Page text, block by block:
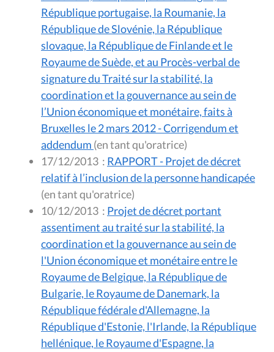
République portugaise, la Roumanie, la
République de Slovénie, la République
slovaque, la République de Finlande et le
Royaume de Suède, et au Procès-verbal de
signature du Traité sur la stabilité, la
coordination et la gouvernance au sein de
l’Union économique et monétaire, faits à
Bruxelles le 2 mars 2012 - Corrigendum et
addendum
(en tant qu'oratrice)
17/12/2013 : RAPPORT - Projet de décret
relatif à l’inclusion de la personne handicapée
(en tant qu'oratrice)
10/12/2013 : Projet de décret portant
assentiment au traité sur la stabilité, la
coordination et la gouvernance au sein de
l'Union économique et monétaire entre le
Royaume de Belgique, la République de
Bulgarie, le Royaume de Danemark, la
République fédérale d'Allemagne, la
République d'Estonie, l'Irlande, la République
hellénique, le Royaume d'Espagne, la